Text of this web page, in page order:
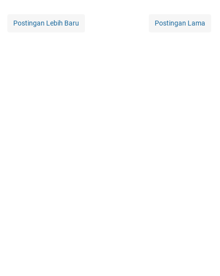
Postingan Lebih Baru Postingan Lama